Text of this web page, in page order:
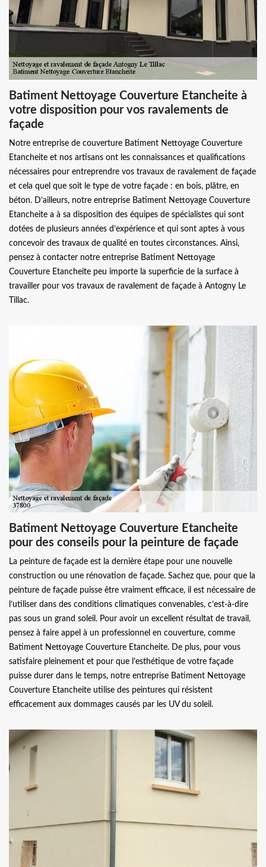
Batiment Nettoyage Couverture Etancheite à
votre disposition pour vos ravalements de
façade
Notre entreprise de couverture Batiment Nettoyage Couverture
Etancheite et nos artisans ont les connaissances et qualifications
nécessaires pour entreprendre vos travaux de ravalement de façade
et cela quel que soit le type de votre façade : en bois, plâtre, en
béton. D’ailleurs, notre entreprise Batiment Nettoyage Couverture
Etancheite a à sa disposition des équipes de spécialistes qui sont
dotées de plusieurs années d’expérience et qui sont aptes à vous
concevoir des travaux de qualité en toutes circonstances. Ainsi,
pensez à contacter notre entreprise Batiment Nettoyage
Couverture Etancheite peu importe la superficie de la surface à
travailler pour vos travaux de ravalement de façade à Antogny Le
Tillac.
Batiment Nettoyage Couverture Etancheite
pour des conseils pour la peinture de façade
La peinture de façade est la dernière étape pour une nouvelle
construction ou une rénovation de façade. Sachez que, pour que la
peinture de façade puisse être vraiment efficace, il est nécessaire de
l’utiliser dans des conditions climatiques convenables, c’est-à-dire
pas sous un grand soleil. Pour avoir un excellent résultat de travail,
pensez à faire appel à un professionnel en couverture, comme
Batiment Nettoyage Couverture Etancheite. De plus, pour vous
satisfaire pleinement et pour que l’esthétique de votre façade
puisse durer dans le temps, notre entreprise Batiment Nettoyage
Couverture Etancheite utilise des peintures qui résistent
efficacement aux dommages causés par les UV du soleil.